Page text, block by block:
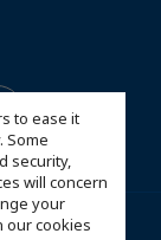
to ease it
Some
security,
will concern
your
our cookies